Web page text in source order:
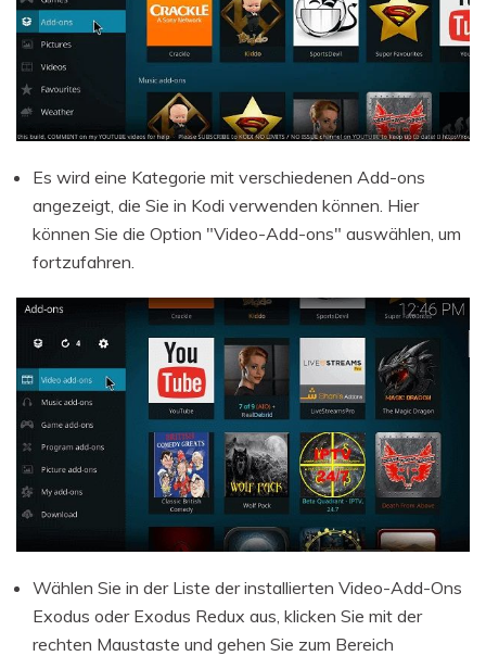
Es wird eine Kategorie mit verschiedenen Add-ons
angezeigt, die Sie in Kodi verwenden können. Hier
können Sie die Option "Video-Add-ons" auswählen, um
fortzufahren.
Wählen Sie in der Liste der installierten Video-Add-Ons
Exodus oder Exodus Redux aus, klicken Sie mit der
rechten Maustaste und gehen Sie zum Bereich